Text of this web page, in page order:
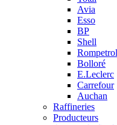
Avia
Esso
BP
Shell
Bolloré
E.Leclerc
Carrefour
Auchan
Raffineries
Producteurs